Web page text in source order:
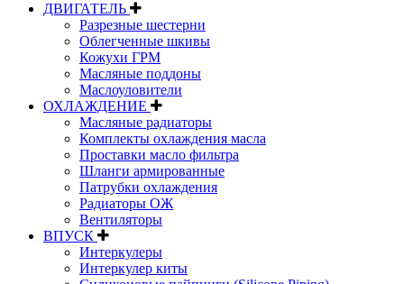
ДВИГАТЕЛЬ
Разрезные шестерни
Облегченные шкивы
Кожухи ГРМ
Масляные поддоны
Маслоуловители
ОХЛАЖДЕНИЕ
Масляные радиаторы
Комплекты охлаждения масла
Проставки масло фильтра
Шланги армированные
Патрубки охлаждения
Радиаторы ОЖ
Вентиляторы
ВПУСК
Интеркулеры
Интеркулер киты